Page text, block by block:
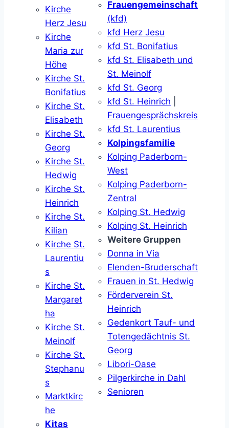
Kirche
Herz Jesu
Kirche
Maria zur
Höhe
Kirche St.
Bonifatius
Kirche St.
Elisabeth
Kirche St.
Georg
Kirche St.
Hedwig
Kirche St.
Heinrich
Kirche St.
Kilian
Kirche St.
Laurentiu
s
Kirche St.
Margaret
ha
Kirche St.
Meinolf
Kirche St.
Stephanu
s
Marktkirc
he
Kitas
Frauengemeinschaft
(kfd)
kfd Herz Jesu
kfd St. Bonifatius
kfd St. Elisabeth und
St. Meinolf
kfd St. Georg
kfd St. Heinrich
Frauengesprächskreis
kfd St. Laurentius
Kolpingsfamilie
Kolping Paderborn-
West
Kolping Paderborn-
Zentral
Kolping St. Hedwig
Kolping St. Heinrich
Weitere Gruppen
Donna in Via
Elenden-Bruderschaft
Frauen in St. Hedwig
Förderverein St.
Heinrich
Gedenkort Tauf- und
Totengedächtnis St.
Georg
Libori-Oase
Pilgerkirche in Dahl
Senioren